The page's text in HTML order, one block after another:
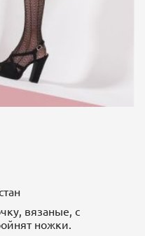
вязаные, с
ножки.